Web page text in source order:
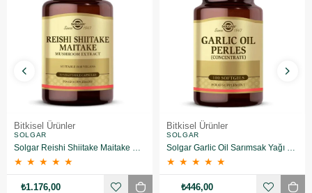
Bitkisel Ürünler
SOLGAR
Solgar Reishi Shiitake Maitake Mushroom Extract 50 Kapsül
★ ★ ★ ★ ★
₺1.176,00
Bitkisel Ürünler
SOLGAR
Solgar Garlic Oil Sarımsak Yağı 100 Kapsül
★ ★ ★ ★ ★
₺446,00